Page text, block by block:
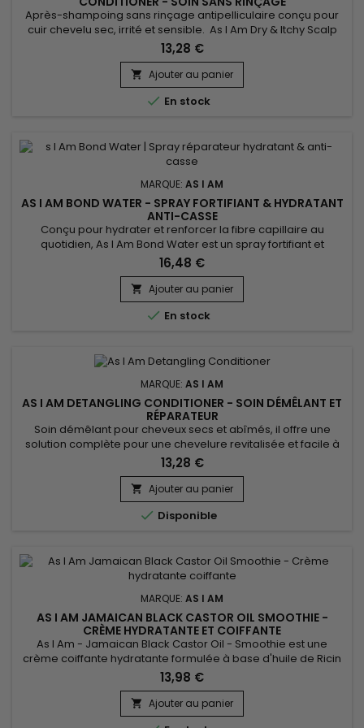
Après-shampoing sans rinçage antipelliculaire conçu pour
cuir chevelu sec, irrité et sensible. As I Am Dry & Itchy Scalp
Care Leave-in Conditioner permet de nourrir en profondeur,
renforcer la fibre capillaire, réparer et de faciliter le coiffage
des cheveux tout en luttant contre les démangeaisons,
pellicules et le dessèchement du cuir chevelu. Le...
13,28 €
 Ajouter au panier
 En stock
MARQUE: AS I AM
AS I AM BOND WATER - SPRAY FORTIFIANT & HYDRATANT
ANTI-CASSE
Conçu pour hydrater et renforcer la fibre capillaire au
quotidien, As I Am Bond Water est un spray fortifiant et
réparateur qui aide à réparer les cheveux abîmés et à
réduire la casse. Il réhydrate instantanément les longueurs,
améliore l’élasticité du cheveu et ravive la chevelure entre
deux lavages. Idéal pour les cheveux bouclés, texturés,...
16,48 €
 Ajouter au panier
 En stock
MARQUE: AS I AM
AS I AM DETANGLING CONDITIONER - SOIN DÉMÊLANT ET
RÉPARATEUR
Soin démêlant pour cheveux secs et abîmés, il offre une
solution complète pour une chevelure revitalisée et facile à
coiffer. &nbsp;As I Am Detangling Conditioner combine les
bienfaits de trois ingrédients clés :&nbsp; le beurre de Karité,
la Gelée royale et la Kératine, pour offrir une hydratation
profonde, restaurer l'élasticité des cheveux, réduire...
13,28 €
 Ajouter au panier
 Disponible
MARQUE: AS I AM
AS I AM JAMAICAN BLACK CASTOR OIL SMOOTHIE -
CRÈME HYDRATANTE ET COIFFANTE
As I Am - Jamaican Black Castor Oil - Smoothie est une
crème coiffante hydratante formulée à base d'huile de Ricin
noire, idéale pour les coiffures comme vos tresses, twist-out,
etc... As I Am - Jamaican Black Castor Oil - Smoothie offre
une fixation puissante sans alourdir vos cheveux.
13,98 €
 Ajouter au panier